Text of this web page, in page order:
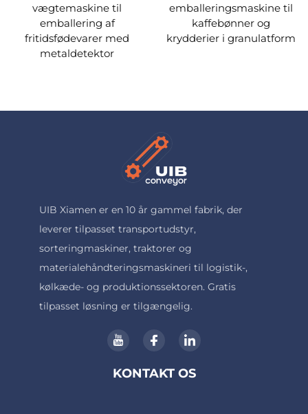
vægtemaskine til
emballering af
fritidsfødevarer med
metaldetektor
emballeringsmaskine til
kaffebønner og
krydderier i granulatform
UIB Xiamen er en 10 år gammel fabrik, der
leverer tilpasset transportudstyr,
sorteringmaskiner, traktorer og
materialehåndteringsmaskineri til logistik-,
kølkæde- og produktionssektoren. Gratis
tilpasset løsning er tilgængelig.
KONTAKT OS